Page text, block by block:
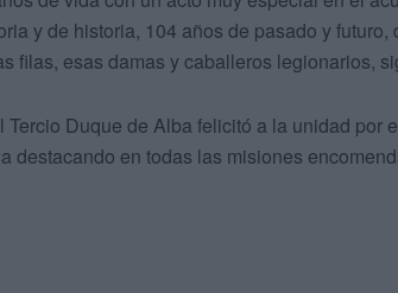
y de historia, 104 años de pasado y
filas, esas damas y caballeros legionarios,
Tercio Duque de Alba felicitó a la unidad por
destacando en todas las misiones